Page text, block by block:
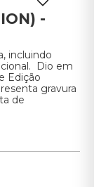
-
incluindo
Dio em
Edição
gravura
de